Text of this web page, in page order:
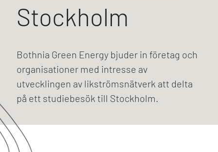
Stockholm
Bothnia Green Energy bjuder in företag och
organisationer med intresse av
utvecklingen av likströmsnätverk att delta
på ett studiebesök till Stockholm.